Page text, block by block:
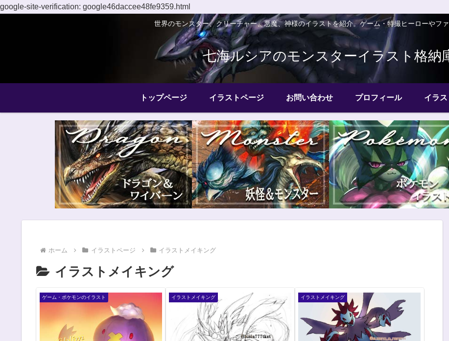
google-site-verification: google46daccee48fe9359.html
世界のモンスター、クリーチャー、悪魔、神様のイラストを紹介。ゲーム・特撮ヒーローやファ
七海ルシアのモンスターイラスト格納
トップページ イラストページ お問い合わせ プロフィール イラ
ホーム イラストページ イラストメイキング
イラストメイキング
ゲーム・ポケモンのイラスト イラストメイキング イラストメイキング